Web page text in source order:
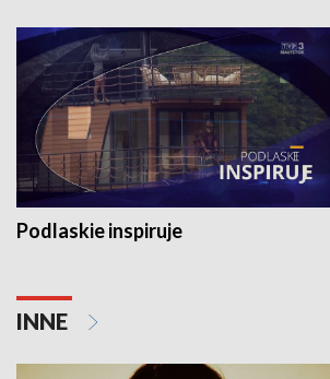
Podlaskie inspiruje
INNE